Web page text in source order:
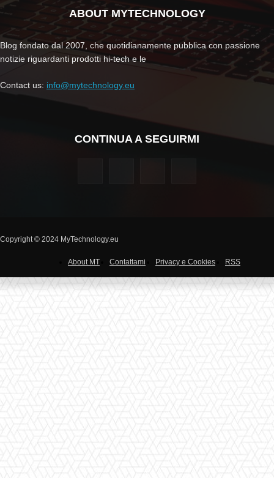
ABOUT MYTECHNOLOGY
Blog fondato dal 2007, che quotidianamente pubblica con passione
notizie riguardanti prodotti hi-tech e le
Contact us: info@mytechnology.eu
CONTINUA A SEGUIRMI
Copyright © 2024 MyTechnology.eu
About MT Contattami Privacy e Cookies RSS